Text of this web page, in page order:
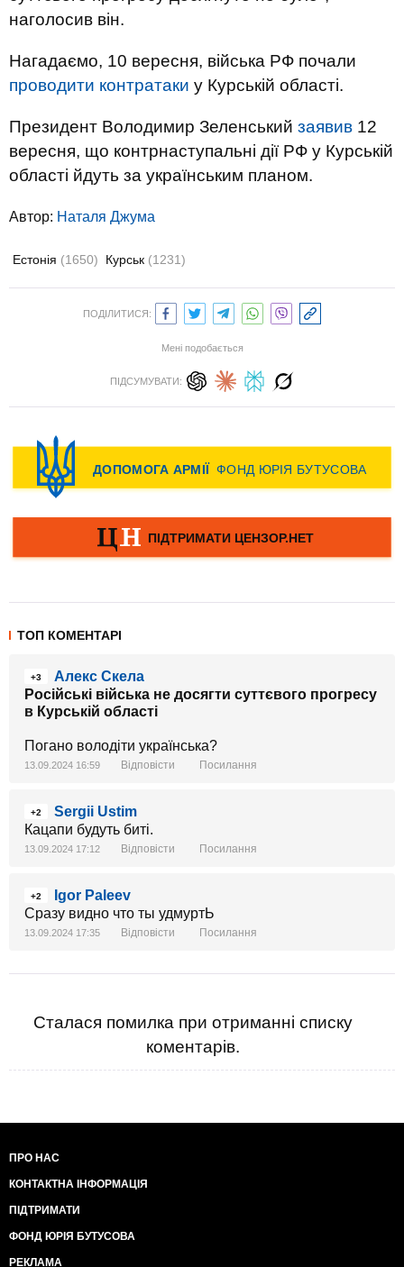
наголосив він.
Нагадаємо, 10 вересня, війська РФ почали
проводити контратаки у Курській області.
Президент Володимир Зеленський заявив 12
вересня, що контрнаступальні дії РФ у Курській
області йдуть за українським планом.
Автор: Наталя Джума
Естонія (1650) Курськ (1231)
ПОДІЛИТИСЯ:
Мені подобається
ПІДСУМУВАТИ:
ТОП КОМЕНТАРІ
+3
Алекс Скела
Російські війська не досягти суттєвого прогресу
в Курській області
Погано володіти українська?
13.09.2024 16:59 Відповісти Посилання
+2
Sergii Ustim
Кацапи будуть биті.
13.09.2024 17:12 Відповісти Посилання
+2
Igor Paleev
Сразу видно что ты удмуртЬ
13.09.2024 17:35 Відповісти Посилання
Сталася помилка при отриманні списку
коментарів.
ПРО НАС
КОНТАКТНА ІНФОРМАЦІЯ
ПІДТРИМАТИ
ФОНД ЮРІЯ БУТУСОВА
РЕКЛАМА